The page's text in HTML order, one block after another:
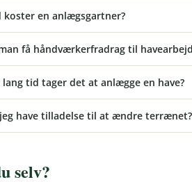
koster en anlægsgartner?
få håndværkerfradrag til
lang tid tager det at anlægge en have?
have tilladelse til at ændre terrænet?
selv?